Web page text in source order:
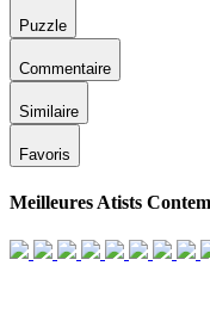
Puzzle
Commentaire
Similaire
Favoris
Meilleures Atists